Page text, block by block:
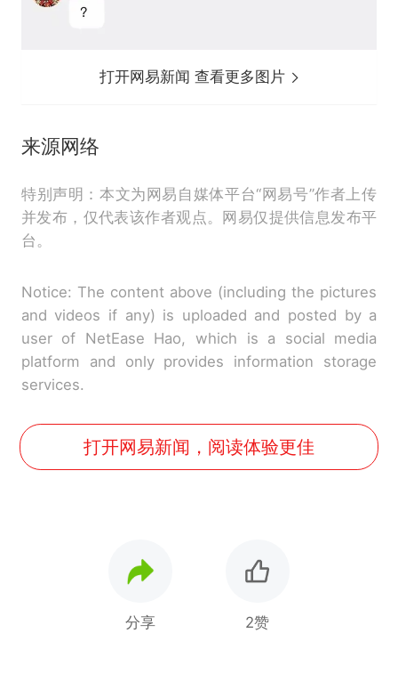
打开网易新闻 查看更多图片
来源网络
特别声明：本文为网易自媒体平台“网易号”作者上传
并发布，仅代表该作者观点。网易仅提供信息发布平
台。
Notice: The content above (including the pictures
and videos if any) is uploaded and posted by a
user of NetEase Hao, which is a social media
platform and only provides information storage
services.
打开网易新闻，阅读体验更佳
分享 2赞